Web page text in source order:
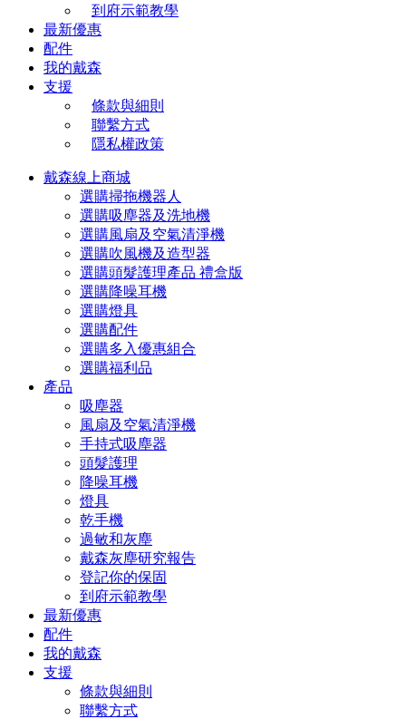
到府示範教學
最新優惠
配件
我的戴森
支援
條款與細則
聯繫方式
隱私權政策
戴森線上商城
選購掃拖機器人
選購吸塵器及洗地機
選購風扇及空氣清淨機
選購吹風機及造型器
選購頭髮護理產品 禮盒版
選購降噪耳機
選購燈具
選購配件
選購多入優惠組合
選購福利品
產品
吸塵器
風扇及空氣清淨機
手持式吸塵器
頭髮護理
降噪耳機
燈具
乾手機
過敏和灰塵
戴森灰塵研究報告
登記你的保固
到府示範教學
最新優惠
配件
我的戴森
支援
條款與細則
聯繫方式